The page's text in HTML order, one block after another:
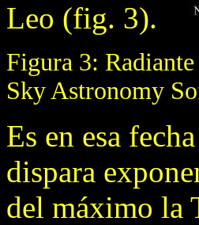
Leo (fig. 3).
Figura 3:
Sky Astronomy
Es en esa
dispara
del máximo la